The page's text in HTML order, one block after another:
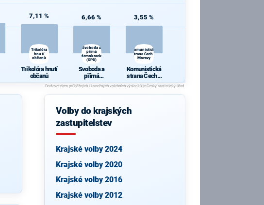
7,11 %
Trikolóra
hnutí
občanů
Trikolóra hnutí
občanů
6,66 %
Svoboda a
přímá
demokracie
(SPD)
Svoboda a
přímá
demokracie
(SPD)
3,55 %
Komunistická
strana Čech a
Moravy
Komunistická
strana Čech a
Moravy
Volby do krajských
zastupitelstev
Krajské volby 2024
Krajské volby 2020
Krajské volby 2016
Krajské volby 2012